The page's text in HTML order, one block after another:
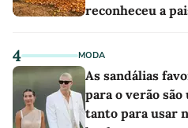
reconheceu a
4 MODA
As sandálias
para o verão
tanto para usar